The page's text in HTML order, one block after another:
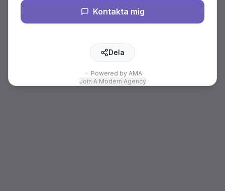
Kontakta mig
Dela
Powered by AMA
Join A Modern Agency